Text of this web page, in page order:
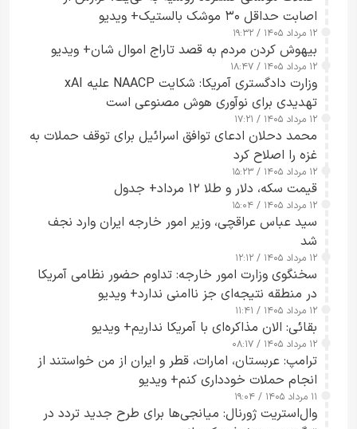
اصابت حداقل ۳۰ موشک بالستیک+ ویدیو
۱۲ مرداد ۱۴۰۵ / ۱۹:۳۲
بیهوش کردن مردم به قصد تاراج اموال شان+ ویدیو
۱۲ مرداد ۱۴۰۵ / ۱۸:۴۷
وزارت دادگستری آمریکا: شکایت NAACP علیه xAI
تهدیدی برای نوآوری هوش مصنوعی است
۱۲ مرداد ۱۴۰۵ / ۱۷:۲۱
محمد دحلان ادعای توافق اسرائیل برای توقف حملات به
غزه را اصلاح کرد
۱۲ مرداد ۱۴۰۵ / ۱۵:۲۳
قیمت سکه، دلار و طلا ۱۲ مرداد+ جدول
۱۲ مرداد ۱۴۰۵ / ۱۵:۰۴
سید عباس عراقچی، وزیر امور خارجه ایران وارد نجف
شد
۱۲ مرداد ۱۴۰۵ / ۱۲:۱۲
سخنگوی وزارت امور خارجه: تداوم حضور نظامی آمریکا
در منطقه نتیجه‌ای جز ناامنی ندارد+ ویدیو
۱۲ مرداد ۱۴۰۵ / ۱۱:۴۱
بقائی: الان مذاکره‌ای با آمریکا نداریم+ ویدیو
۱۲ مرداد ۱۴۰۵ / ۰۸:۱۷
ترامپ: عربستان، امارات، قطر و ایران از من خواستند از
انجام حملات خودداری کنم+ ویدیو
۱۱ مرداد ۱۴۰۵ / ۱۹:۰۴
وال‌استریت ژورنال: میانجی‌ها برای طرح جدید تردد در